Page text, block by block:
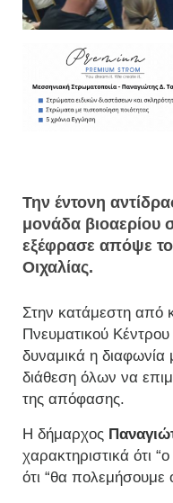
Την έντονη
μονάδα βιοαερίου
εξέφρασε απόψε
Οιχαλίας.
Στην κατάμεστη από
Πνευματικού Κέντρου
δυναμικά η διαφωνία
διάθεση όλων να
της απόφασης.
Η δήμαρχος
χαρακτηριστικά ότι
ότι “θα πολεμήσουμε